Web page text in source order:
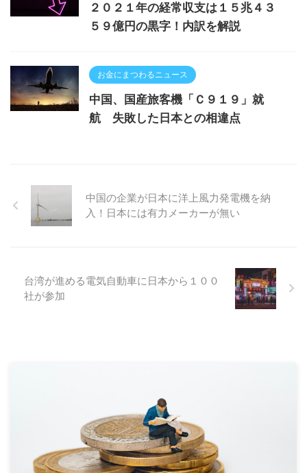
２０２１年の経常収支は１５兆４３
５９億円の黒字！内訳を解説
お金にまつわるニュース
中国、国産旅客機「Ｃ９１９」就
航 失敗した日本との相違点
中国の企業が日本に洋上風力発電機を納
入！日本には有力メーカーが無い
台湾が進める電気自動車に日本から１００
社が参加